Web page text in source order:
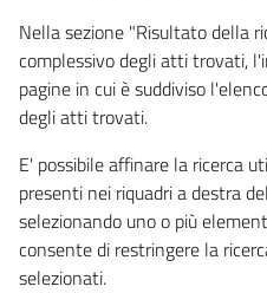
Nella sezione "Risultato della
complessivo degli atti trovati,
pagine in cui è suddiviso
degli atti trovati.
E' possibile affinare la ricerca
presenti nei riquadri a destra
selezionando uno o più
consente di restringere la
selezionati.